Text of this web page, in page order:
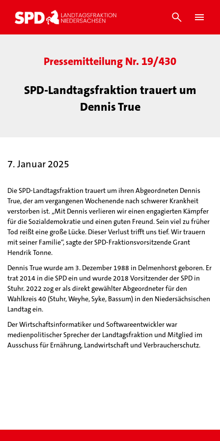
Pressemitteilung Nr. 19/430
SPD-Landtagsfraktion trauert um
Dennis True
7. Januar 2025
Die SPD-Landtagsfraktion trauert um ihren Abgeordneten Dennis
True, der am vergangenen Wochenende nach schwerer Krankheit
verstorben ist. „Mit Dennis verlieren wir einen engagierten Kämpfer
für die Sozialdemokratie und einen guten Freund. Sein viel zu früher
Tod reißt eine große Lücke. Dieser Verlust trifft uns tief. Wir trauern
mit seiner Familie“, sagte der SPD-Fraktionsvorsitzende Grant
Hendrik Tonne.
Dennis True wurde am 3. Dezember 1988 in Delmenhorst geboren. Er
trat 2014 in die SPD ein und wurde 2018 Vorsitzender der SPD in
Stuhr. 2022 zog er als direkt gewählter Abgeordneter für den
Wahlkreis 40 (Stuhr, Weyhe, Syke, Bassum) in den Niedersächsischen
Landtag ein.
Der Wirtschaftsinformatiker und Softwareentwickler war
medienpolitischer Sprecher der Landtagsfraktion und Mitglied im
Ausschuss für Ernährung, Landwirtschaft und Verbraucherschutz.